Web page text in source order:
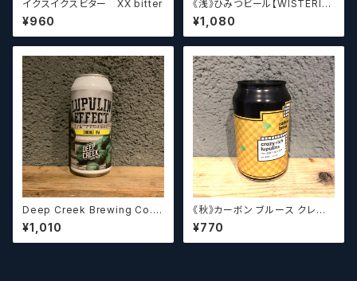
イクスイクスビター XX bitter
¥960
《浅》ひみつビール【WISTERIA】
／ ウィステリア
¥1,080
Deep Creek Brewing Co. L
upulin Effect ディープクリ
ーク ルプリン エフェクト
¥1,010
《秋》カーボン ブルース クレイ
ジーリッチルプリンズ Carbo
n Brews Crazy rich Lupulin
s【クラフトビール】
¥770